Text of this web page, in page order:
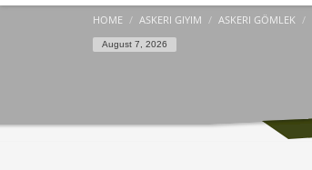
HOME ASKERI GIYIM ASKERI GÖMLEK
August 7, 2026